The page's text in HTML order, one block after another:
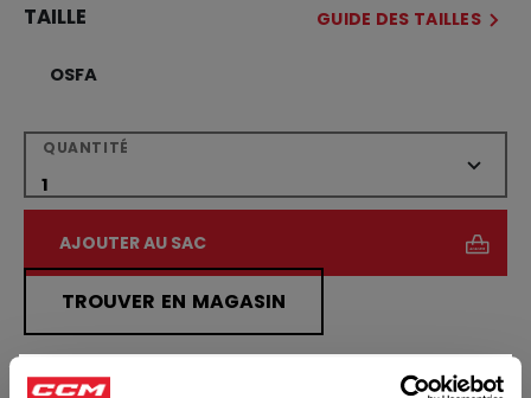
TAILLE GUIDE DES TAILLES
OSFA
QUANTITÉ
AJOUTER AU SAC
TROUVER EN MAGASIN
Politique de livraison Retours gratuits